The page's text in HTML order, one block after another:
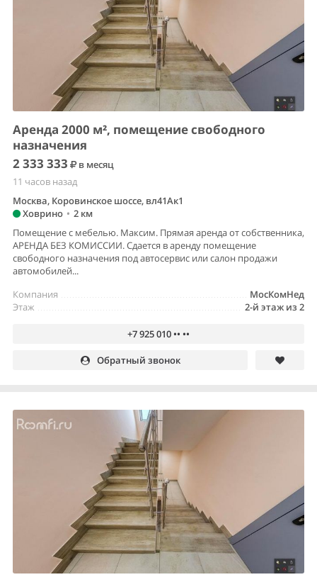
Аренда 2000 м², помещение свободного
назначения
2 333 333
в месяц
11 часов назад
Москва, Коровинское шоссе, вл41Ак1
Ховрино • 2 км
Помещение с мебелью. Максим. Прямая аренда от собственника,
АРЕНДА БЕЗ КОМИССИИ. Сдается в аренду помещение
свободного назначения под автосервис или салон продажи
автомобилей...
МосКомНед
Компания
2-й этаж из 2
Этаж
+7 925 010 •• ••
Обратный звонок